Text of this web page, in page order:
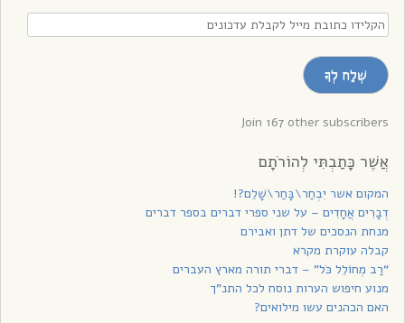
הקלידו
כתובת
מייל
לקבלת
עדכונים
שְׁלַח לְךָ
Join 167 other subscribers
אֲשֶׁר כָּתַבְתִּי לְהוֹרֹתָם
המקום אשר יִבְחַר\בָּחַר\שָׁלֵם?!
דְבָרִים אֲחָדִים – על שני ספרי דברים בספר דברים
מנחת הנסכים של דתן ואבירם
קבלה עוקרת מקרא
“רַב מְחוֹלֵל כֹּל” – דברי תורה מארץ העברים
מנוע חיפוש הערות נוסח לכל התנ”ך
האם הכהנים עשו מילואים?